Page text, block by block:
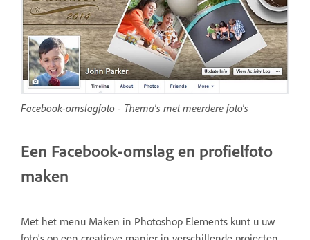
Facebook-omslagfoto - Thema's met meerdere foto's
Een Facebook-omslag en profielfoto
maken
Met het menu Maken in Photoshop Elements kunt u uw